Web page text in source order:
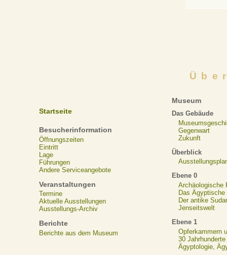
Startseite
Besucherinformation
Öffnungszeiten
Eintritt
Lage
Führungen
Andere Serviceangebote
Veranstaltungen
Termine
Aktuelle Ausstellungen
Ausstellungs-Archiv
Berichte
Berichte aus dem Museum
Museum
Das Gebäude
Gegenwart
Zukunft
Überblick
Ebene 0
Archäologische
Das Ägyptische
Der antike
Jenseitswelt
Ebene 1
Opferkammern
30
Ägyptologie,